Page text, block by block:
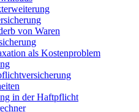
von Waren
als Kostenproblem
in der Haftpflicht